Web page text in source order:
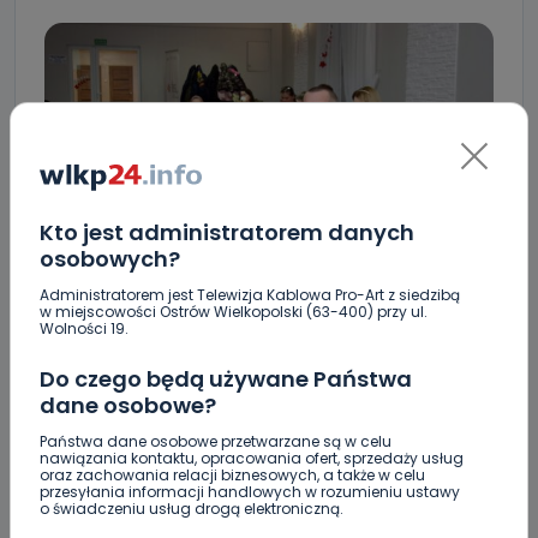
Kto jest administratorem danych
osobowych?
Administratorem jest Telewizja Kablowa Pro-Art z siedzibą
w miejscowości Ostrów Wielkopolski (63-400) przy ul.
Wolności 19.
Do czego będą używane Państwa
dane osobowe?
Państwa dane osobowe przetwarzane są w celu
nawiązania kontaktu, opracowania ofert, sprzedaży usług
oraz zachowania relacji biznesowych, a także w celu
przesyłania informacji handlowych w rozumieniu ustawy
o świadczeniu usług drogą elektroniczną.
Fot. Gmina Ostrów Wielkopolski
Fot. Gmina Ostrów Wielkopolski